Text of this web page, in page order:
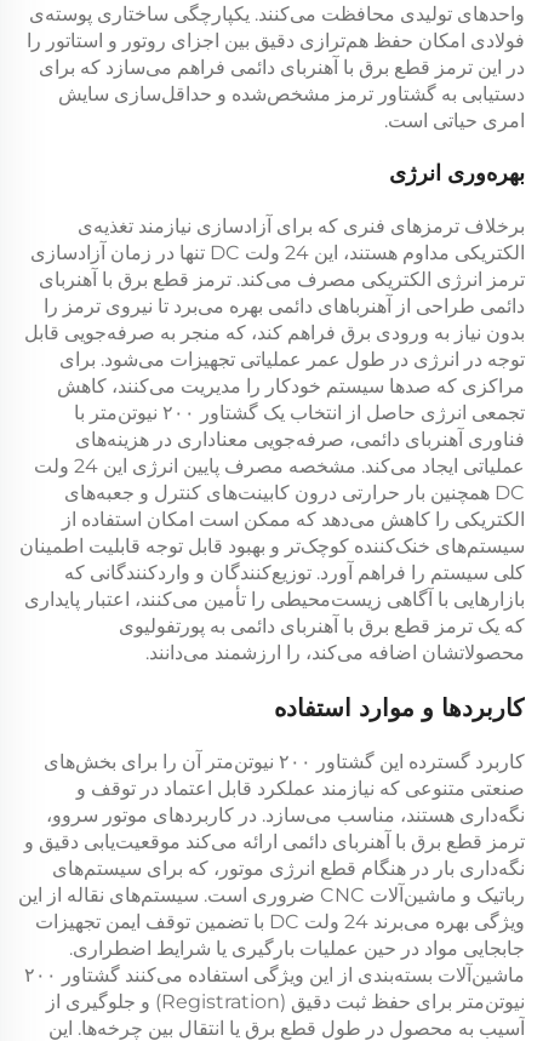
واحدهای تولیدی محافظت می‌کنند. یکپارچگی ساختاری پوسته‌ی
فولادی امکان حفظ هم‌ترازی دقیق بین اجزای روتور و استاتور را
در این ترمز قطع برق با آهنربای دائمی فراهم می‌سازد که برای
دستیابی به گشتاور ترمز مشخص‌شده و حداقل‌سازی سایش
امری حیاتی است.
بهره‌وری انرژی
برخلاف ترمزهای فنری که برای آزادسازی نیازمند تغذیه‌ی
الکتریکی مداوم هستند، این 24 ولت DC
تنها در زمان آزادسازی
ترمز انرژی الکتریکی مصرف می‌کند. ترمز قطع برق با آهنربای
دائمی طراحی از آهنرباهای دائمی بهره می‌برد تا نیروی ترمز را
بدون نیاز به ورودی برق فراهم کند، که منجر به صرفه‌جویی قابل
توجه در انرژی در طول عمر عملیاتی تجهیزات می‌شود. برای
مراکزی که صدها سیستم خودکار را مدیریت می‌کنند، کاهش
تجمعی انرژی حاصل از انتخاب یک گشتاور ۲۰۰ نیوتن‌متر
با
فناوری آهنربای دائمی، صرفه‌جویی معناداری در هزینه‌های
عملیاتی ایجاد می‌کند. مشخصه مصرف پایین انرژی این
24 ولت
DC همچنین بار حرارتی درون کابینت‌های کنترل و جعبه‌های
الکتریکی را کاهش می‌دهد که ممکن است امکان استفاده از
سیستم‌های خنک‌کننده کوچک‌تر و بهبود قابل توجه قابلیت اطمینان
کلی سیستم را فراهم آورد. توزیع‌کنندگان و واردکنندگانی که
بازارهایی با آگاهی زیست‌محیطی را تأمین می‌کنند، اعتبار پایداری
که یک ترمز قطع برق با آهنربای دائمی به پورتفولیوی
محصولاتشان اضافه می‌کند، را ارزشمند می‌دانند.
کاربردها و موارد استفاده
کاربرد گسترده این گشتاور ۲۰۰ نیوتن‌متر
آن را برای بخش‌های
صنعتی متنوعی که نیازمند عملکرد قابل اعتماد در توقف و
نگه‌داری هستند، مناسب می‌سازد. در کاربردهای موتور سروو،
ترمز قطع برق با آهنربای دائمی ارائه می‌کند موقعیت‌یابی دقیق و
نگه‌داری بار در هنگام قطع انرژی موتور، که برای سیستم‌های
رباتیک و ماشین‌آلات CNC ضروری است. سیستم‌های نقاله از این
ویژگی بهره می‌برند 24 ولت DC
با تضمین توقف ایمن تجهیزات
جابجایی مواد در حین عملیات بارگیری یا شرایط اضطراری.
ماشین‌آلات بسته‌بندی از این ویژگی استفاده می‌کنند
گشتاور ۲۰۰
نیوتن‌متر
برای حفظ ثبت دقیق (Registration) و جلوگیری از
آسیب به محصول در طول قطع برق یا انتقال بین چرخه‌ها. این